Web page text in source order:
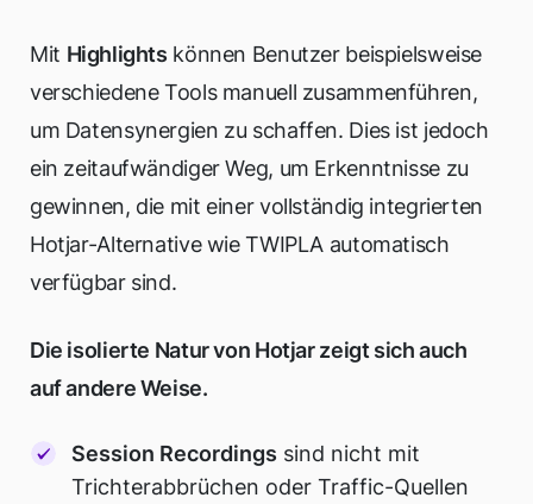
Mit Highlights können Benutzer beispielsweise
verschiedene Tools manuell zusammenführen,
um Datensynergien zu schaffen. Dies ist jedoch
ein zeitaufwändiger Weg, um Erkenntnisse zu
gewinnen, die mit einer vollständig integrierten
Hotjar-Alternative wie TWIPLA automatisch
verfügbar sind.
Die isolierte Natur von Hotjar zeigt sich auch
auf andere Weise.
Session Recordings sind nicht mit
Trichterabbrüchen oder Traffic-Quellen